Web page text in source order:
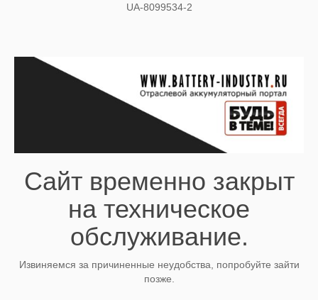
UA-8099534-2
Сайт временно закрыт
на техническое
обслуживание.
Извиняемся за причиненные неудобства, попробуйте зайти
позже.